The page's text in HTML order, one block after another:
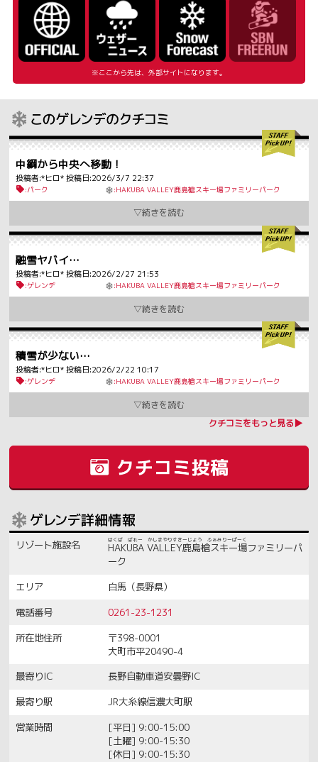
※ここから先は、外部サイトになります。
中綱から中央へ移動！
投稿者:*ヒロ* 投稿日:2026/3/7 22:37
:パーク :HAKUBA VALLEY鹿島槍スキー場ファミリーパーク
融雪ヤバイ…
投稿者:*ヒロ* 投稿日:2026/2/27 21:53
:ゲレンデ :HAKUBA VALLEY鹿島槍スキー場ファミリーパーク
積雪が少ない…
投稿者:*ヒロ* 投稿日:2026/2/22 10:17
:ゲレンデ :HAKUBA VALLEY鹿島槍スキー場ファミリーパーク
クチコミをもっと見る▶
リゾート施設名
HAKUBA VALLEY鹿島槍スキー場ファミリーパ
ーク
エリア
白馬（長野県）
電話番号
0261-23-1231
所在地住所
〒398-0001
大町市平20490-4
最寄りIC
長野自動車道安曇野IC
最寄り駅
JR大糸線信濃大町駅
営業時間
[平日] 9:00-15:00
[土曜] 9:00-15:30
[休日] 9:00-15:30